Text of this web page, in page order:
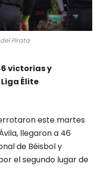
Pirata
victorias y
Élite
este martes
llegaron a 46
de Béisbol y
el segundo lugar de